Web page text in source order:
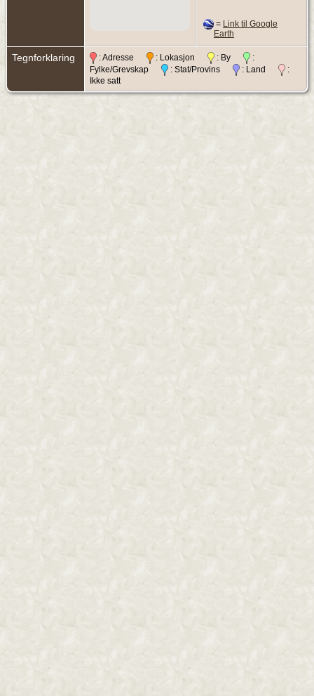
= Link til Google
Earth
Tegnforklaring : Adresse : Lokasjon : By
:
Fylke/Grevskap
: Stat/Provins : Land
:
Ikke satt